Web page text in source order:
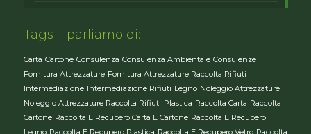
Tags – parliamo di:
Carta Cartone Consulenza Consulenza Ambientale Consulenze
Fornitura Attrezzature Fornitura Attrezzature Raccolta Rifiuti
Intermediazione Intermediazione Rifiuti Legno Noleggio Attrezzature
Noleggio Attrezzature Raccolta Rifiuti Plastica Raccolta Carta Raccolta
Cartone Raccolta E Recupero Carta E Cartone Raccolta E Recupero
Legno Raccolta E Recupero Plastica Raccolta E Recupero Vetro Raccolta